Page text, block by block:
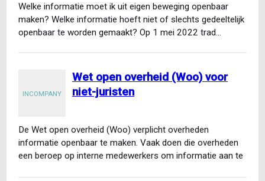
Welke informatie moet ik uit eigen beweging openbaar
maken? Welke informatie hoeft niet of slechts gedeeltelijk
openbaar te worden gemaakt? Op 1 mei 2022 trad…
INCOMPANY
Wet open overheid (Woo) voor
niet-juristen
De Wet open overheid (Woo) verplicht overheden
informatie openbaar te maken. Vaak doen die overheden
een beroep op interne medewerkers om informatie aan te